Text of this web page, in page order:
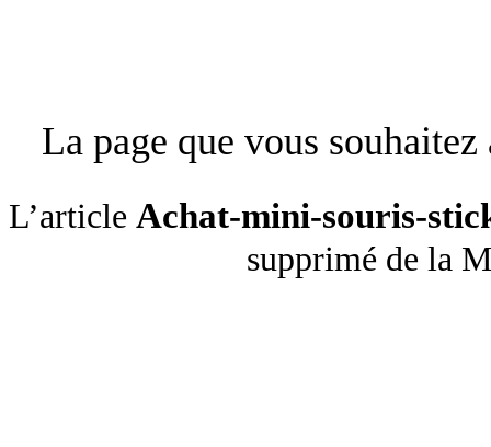
La page que vous
L’article Achat-mini-souris-
supprimé de la